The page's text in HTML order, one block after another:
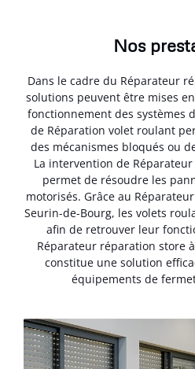
Nos
Dans le cadre du Réparateur
solutions peuvent être mises
fonctionnement des systèmes
de Réparation volet roulant
des mécanismes bloqués ou
La intervention de
permet de résoudre les
motorisés. Grâce au
Seurin-de-Bourg, les volets
afin de retrouver leur
Réparateur réparation store
constitue une solution
équipements de